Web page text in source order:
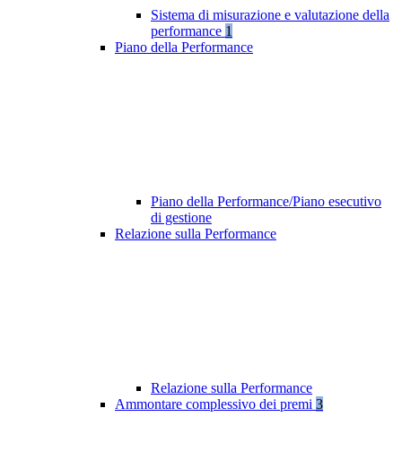
Sistema di misurazione e valutazione della
performance 1
Piano della Performance
Piano della Performance/Piano esecutivo
di gestione
Relazione sulla Performance
Relazione sulla Performance
Ammontare complessivo dei premi 3